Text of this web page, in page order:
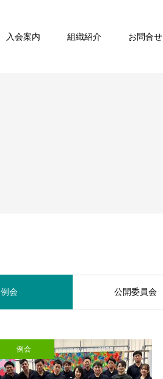
入会案内 組織紹介 お問合せ
例会 公開委員会
例会